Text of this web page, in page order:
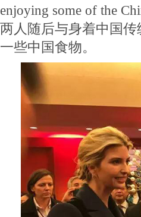
enjoying some of the
两人随后与身着中国
一些中国食物。